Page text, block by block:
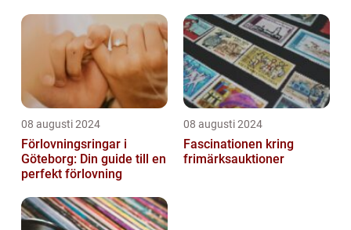
08 augusti 2024
Förlovningsringar i
Göteborg: Din guide till en
perfekt förlovning
08 augusti 2024
Fascinationen kring
frimärksauktioner